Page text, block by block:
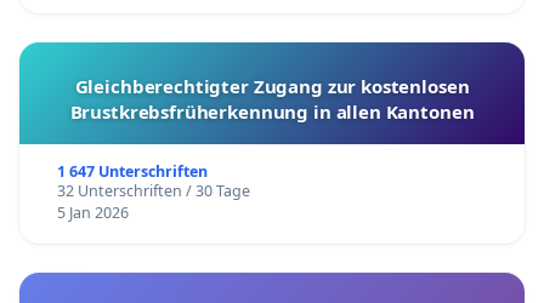
Gleichberechtigter Zugang zur kostenlosen
Brustkrebsfrüherkennung in allen Kantonen
1 647 Unterschriften
32 Unterschriften / 30 Tage
5 Jan 2026